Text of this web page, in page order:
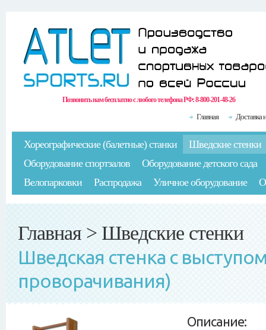
Позвонить нам бесплатно с любого телефона РФ:8-800-201-48-26
Главная Доставка
Хореографические (балетные) станки
Шведские стенки
Оборудование спортзалов
Оборудование детского сада
Велопарковки
Распродажа Уличное оборудование
Главная > Шведские стенки
Шведская стенка с
проворачивания)
Описание: